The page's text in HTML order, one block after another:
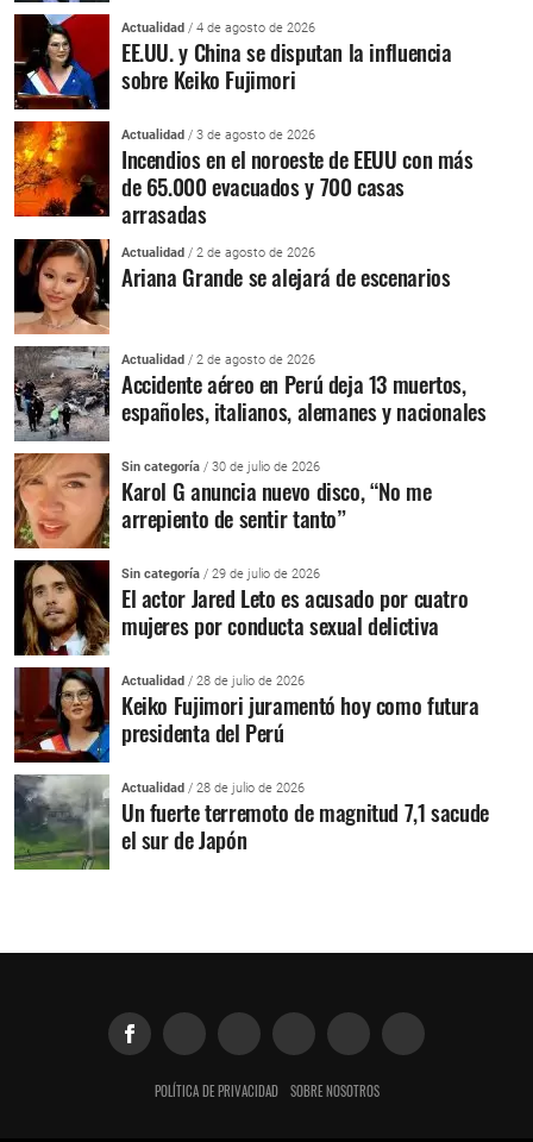
Actualidad / 4 de agosto de 2026
EE.UU. y China se disputan la influencia
sobre Keiko Fujimori
Actualidad / 3 de agosto de 2026
Incendios en el noroeste de EEUU con más
de 65.000 evacuados y 700 casas
arrasadas
Actualidad / 2 de agosto de 2026
Ariana Grande se alejará de escenarios
Actualidad / 2 de agosto de 2026
Accidente aéreo en Perú deja 13 muertos,
españoles, italianos, alemanes y nacionales
Sin categoría / 30 de julio de 2026
Karol G anuncia nuevo disco, “No me
arrepiento de sentir tanto”
Sin categoría / 29 de julio de 2026
El actor Jared Leto es acusado por cuatro
mujeres por conducta sexual delictiva
Actualidad / 28 de julio de 2026
Keiko Fujimori juramentó hoy como futura
presidenta del Perú
Actualidad / 28 de julio de 2026
Un fuerte terremoto de magnitud 7,1 sacude
el sur de Japón
POLÍTICA DE PRIVACIDAD SOBRE NOSOTROS